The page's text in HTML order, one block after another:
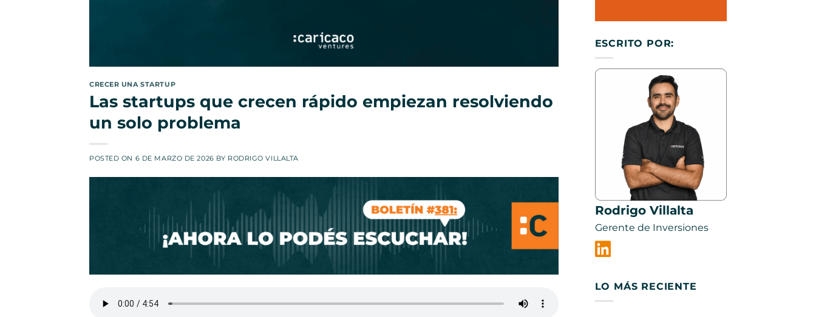
CRECER UNA STARTUP
Las startups que crecen rápido empiezan resolviendo
un solo problema
POSTED ON 6 DE MARZO DE 2026 BY RODRIGO VILLALTA
ESCRITO POR:
Rodrigo Villalta
Gerente de Inversiones
LO MÁS RECIENTE